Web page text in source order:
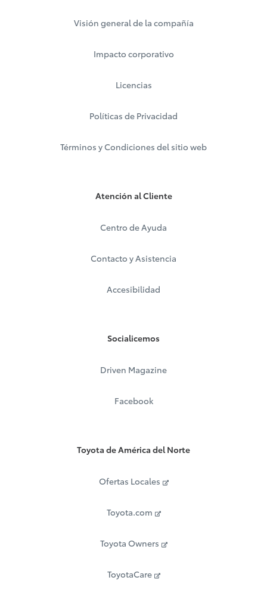
Visión general de la compañía
Impacto corporativo
Licencias
Políticas de Privacidad
Términos y Condiciones del sitio web
Atención al Cliente
Centro de Ayuda
Contacto y Asistencia
Accesibilidad
Socialicemos
Driven Magazine
Facebook
Toyota de América del Norte
Ofertas Locales
Toyota.com
Toyota Owners
ToyotaCare